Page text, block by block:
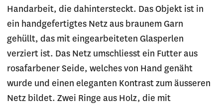
Handarbeit, die dahintersteckt. Das Objekt ist in
ein handgefertigtes Netz aus braunem Garn
gehüllt, das mit eingearbeiteten Glasperlen
verziert ist. Das Netz umschliesst ein Futter aus
rosafarbener Seide, welches von Hand genäht
wurde und einen eleganten Kontrast zum äusseren
Netz bildet. Zwei Ringe aus Holz, die mit